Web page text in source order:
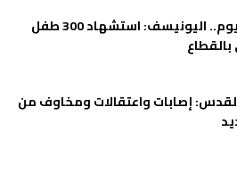
خلال 300 يوم.. اليونيسف: استشهاد 300 طفل
إصابات واعتقالات ومخاوف من